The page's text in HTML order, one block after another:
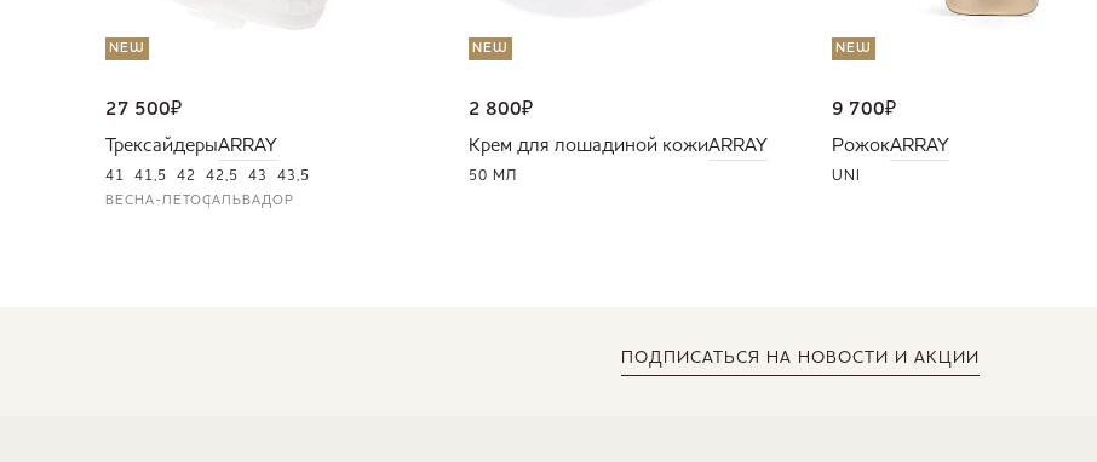
NEW
27 500₽
ТрексайдерыARRAY
41 41,5 42 42,5 43 43,5
ВЕСНА-ЛЕТОСАЛЬВАДОР
NEW
2 800₽
Крем для лошадиной кожиARRAY
50 МЛ
NEW
9 700₽
РожокARRAY
UNI
ПОДПИСАТЬСЯ НА НОВОСТИ И АКЦИИ